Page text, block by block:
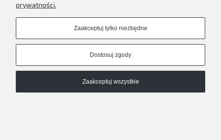
prywatności.
Zaakceptuj tylko niezbędne
Dostosuj zgody
Zaakceptuj wszystkie